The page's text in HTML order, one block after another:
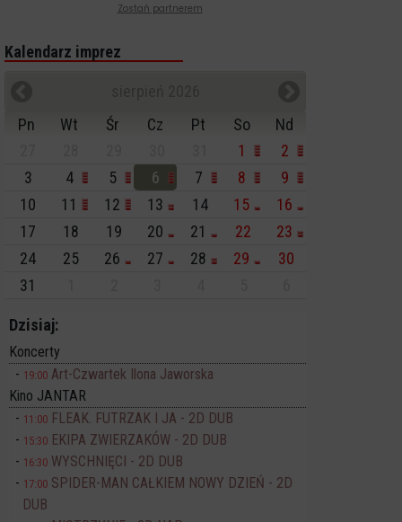
Zostań partnerem
Kalendarz imprez
Pn
Wt Śr Cz Pt So
Nd
1
2
3
4 5 6 7 8
9
10
11 12 13 14 15
16
17
18 19 20 21 22
23
24
25 26 27 28 29
30
31
Dzisiaj:
Koncerty
19:00 Art-Czwartek Ilona Jaworska
Kino JANTAR
11:00 FLEAK. FUTRZAK I JA - 2D DUB
15:30 EKIPA ZWIERZAKÓW - 2D DUB
16:30 WYSCHNIĘCI - 2D DUB
17:00 SPIDER-MAN CAŁKIEM NOWY DZIEŃ - 2D
DUB